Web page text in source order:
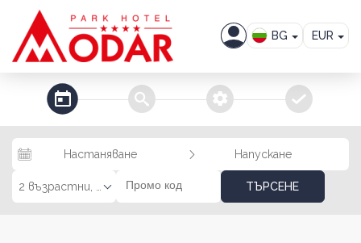
BG
EUR
steps_calendar search extra_services confirm
Настаняване Напускане
ТЪРСЕНЕ